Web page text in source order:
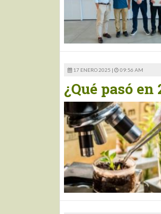
17 ENERO 2025 | 09:56 AM
¿Qué pasó